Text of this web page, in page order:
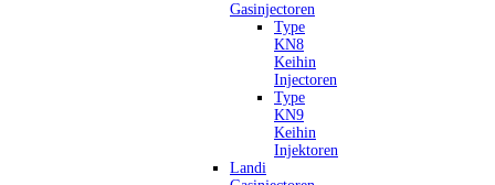
Gasinjectoren
Type
KN8
Keihin
Injectoren
Type
KN9
Keihin
Injektoren
Landi